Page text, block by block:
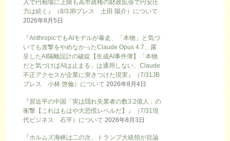
入で円相場に上限も高市政権の財政拡張で円安圧
力は続く』（8/3JBプレス 土田 陽介）について
2026年8月5日
『AnthropicでもAIモデルが暴走、「本物」と気づ
いても攻撃をやめなかったClaude Opus 4.7、露
呈したAI隔離設計の破綻【生成AI事件簿】「本物
だと気づけばAIは止まる」は通用しない、Claude
不正アクセスが企業に突きつけた現実』（7/31JB
プレス 小林 啓倫）について 2026年8月4日
『習近平の中国「実は隠れ失業者の数3.2億人」の
衝撃【これはもはや大恐慌レベルだ】』（7/31現
代ビジネス 石平）について 2026年8月3日
『ホルムズ海峡は二の次、トランプ大統領が目論